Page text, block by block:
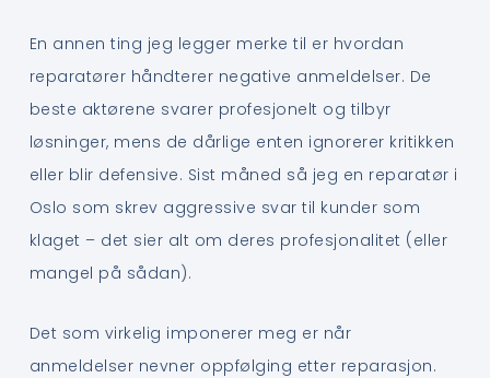
En annen ting jeg legger merke til er hvordan
reparatører håndterer negative anmeldelser. De
beste aktørene svarer profesjonelt og tilbyr
løsninger, mens de dårlige enten ignorerer kritikken
eller blir defensive. Sist måned så jeg en reparatør i
Oslo som skrev aggressive svar til kunder som
klaget – det sier alt om deres profesjonalitet (eller
mangel på sådan).
Det som virkelig imponerer meg er når
anmeldelser nevner oppfølging etter reparasjon.